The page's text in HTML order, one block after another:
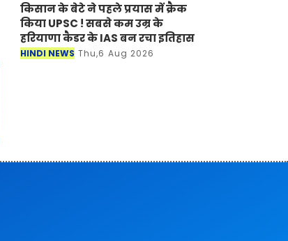
किसान के बेटे ने पहले प्रयास में क्रैक
किया UPSC ! सबसे कम उम्र के
हरियाणा कैडर के IAS बन रचा इतिहास
HINDI NEWS Thu,6 Aug 2026